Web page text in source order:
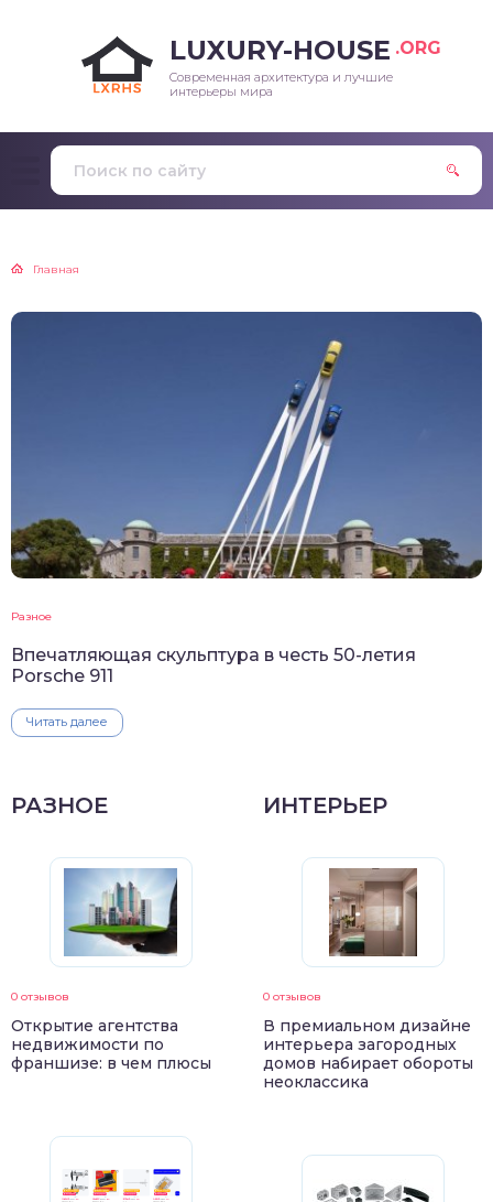
LUXURY-HOUSE .ORG
Современная архитектура и лучшие
интерьеры мира
Главная
Разное
Впечатляющая скульптура в честь 50-летия
Porsche 911
Читать далее
РАЗНОЕ
0 отзывов
Открытие агентства
недвижимости по
франшизе: в чем плюсы
ИНТЕРЬЕР
0 отзывов
В премиальном дизайне
интерьера загородных
домов набирает обороты
неоклассика